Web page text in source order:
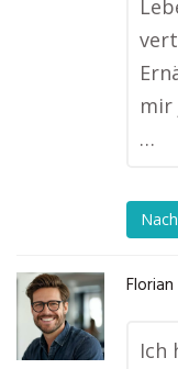
mir
…
Florian
Ich